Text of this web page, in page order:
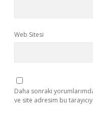
Web Sitesi
Daha sonraki
ve site adresim bu